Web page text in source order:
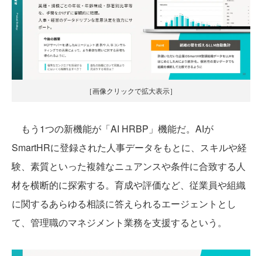
［画像クリックで拡大表示］
もう1つの新機能が「AI HRBP」機能だ。AIが
SmartHRに登録された人事データをもとに、スキルや経
験、素質といった複雑なニュアンスや条件に合致する人
材を横断的に探索する。育成や評価など、従業員や組織
に関するあらゆる相談に答えられるエージェントとし
て、管理職のマネジメント業務を支援するという。